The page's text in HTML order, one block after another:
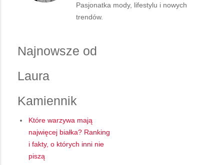
Pasjonatka mody, lifestylu i nowych
trendów.
Najnowsze od
Laura
Kamiennik
Które warzywa mają
najwięcej białka? Ranking
i fakty, o których inni nie
piszą